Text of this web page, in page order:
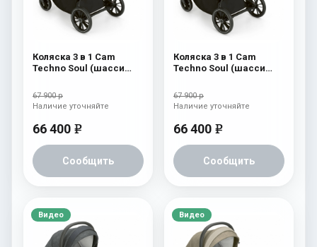
Коляска 3 в 1 Cam
Techno Soul (шасси
67 900 р
66 400 e
Сообщить
Наличие уточняйте
Коляска 3 в 1 Cam
Techno Soul (шасси
67 900 р
66 400 e
Сообщить
Наличие уточняйте
Видео Видео